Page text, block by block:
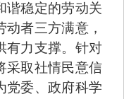
谐稳定的劳动关
者三方满意，
有力支撑。针对
采取社情民意信
党委、政府科学